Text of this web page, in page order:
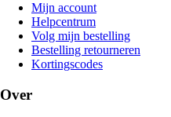
Mijn account
Helpcentrum
Volg mijn bestelling
Bestelling retourneren
Kortingscodes
Over